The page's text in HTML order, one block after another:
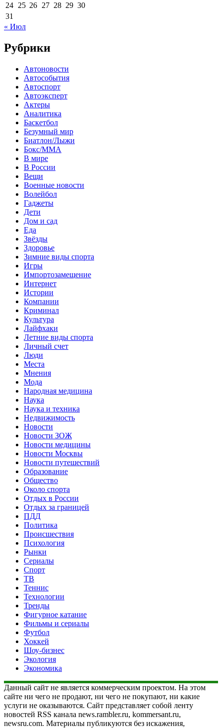
24 25 26 27 28 29 30
31
« Июл
Рубрики
Автоновости
Автособытия
Автоспорт
Автоэксперт
Актеры
Аналитика
Баскетбол
Безумный мир
Биатлон/Лыжи
Бокс/MMA
В мире
В России
Вещи
Военные новости
Волейбол
Гаджеты
Дети
Дом и сад
Еда
Звёзды
Здоровье
Зимние виды спорта
Игры
Импортозамещение
Интернет
Истории
Компании
Криминал
Культура
Лайфхаки
Летние виды спорта
Личный счет
Люди
Места
Мнения
Мода
Народная медицина
Наука
Наука и техника
Недвижимость
Новости
Новости ЗОЖ
Новости медицины
Новости Москвы
Новости путешествий
Образование
Общество
Около спорта
Отдых в России
Отдых за границей
ПДД
Политика
Происшествия
Психология
Рынки
Сериалы
Спорт
ТВ
Теннис
Технологии
Тренды
Фигурное катание
Фильмы и сериалы
Футбол
Хоккей
Шоу-бизнес
Экология
Экономика
Данный сайт не является коммерческим проектом. На этом
сайте ни чего не продают, ни чего не покупают, ни какие
услуги не оказываются. Сайт представляет собой ленту
новостей RSS канала news.rambler.ru, kommersant.ru,
newsru.com. Материалы публикуются без искажения,